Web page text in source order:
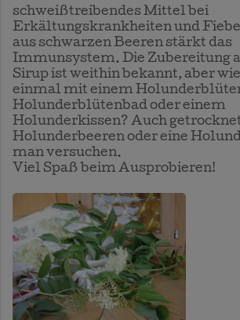
schweißtreibendes Mittel bei
Erkältungskrankheiten und
aus schwarzen Beeren stärkt das
Immunsystem. Die Zubereitung
Sirup ist weithin bekannt, aber
einmal mit einem
Holunderblütenbad oder einem
Holunderkissen? Auch
Holunderbeeren oder eine
man versuchen.
Viel Spaß beim Ausprobieren!